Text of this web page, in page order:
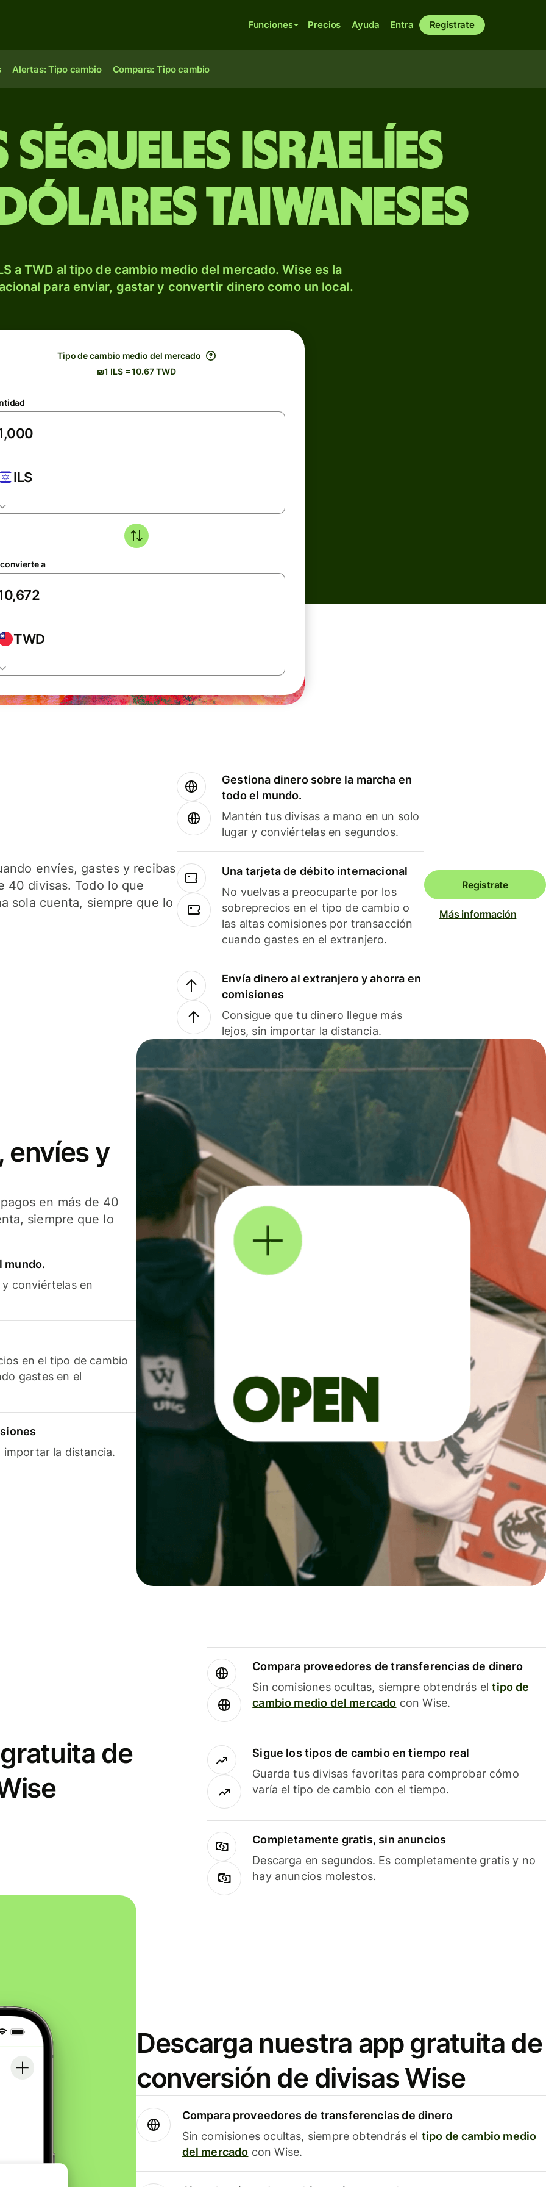
Funciones Precios Ayuda Entra Regístrate
Alertas: Tipo cambio Compara: Tipo cambio
séqueles israelíes
taiwaneses
a TWD al tipo de cambio medio del mercado. Wise es la
para enviar, gastar y convertir dinero como un local.
Tipo de cambio medio del mercado
₪1 ILS = 10.67 TWD
ILS
a
TWD
envíes, gastes y recibas
40 divisas. Todo lo que
sola cuenta, siempre que lo
Gestiona dinero sobre la marcha en
todo el mundo.
Mantén tus divisas a mano en un solo
lugar y conviértelas en segundos.
Una tarjeta de débito internacional
No vuelvas a preocuparte por los
sobreprecios en el tipo de cambio o
las altas comisiones por transacción
cuando gastes en el extranjero.
Envía dinero al extranjero y ahorra en
comisiones
Consigue que tu dinero llegue más
lejos, sin importar la distancia.
Regístrate
Más información
envíes y
en más de 40
siempre que lo
mundo.
conviértelas en
en el tipo de cambio
gastes en el
importar la distancia.
de
Compara proveedores de transferencias de dinero
Sin comisiones ocultas, siempre obtendrás eltipo de
cambio medio del mercado con Wise.
Sigue los tipos de cambio en tiempo real
Guarda tus divisas favoritas para comprobar cómo
varía el tipo de cambio con el tiempo.
Completamente gratis, sin anuncios
Descarga en segundos. Es completamente gratis y no
hay anuncios molestos.
Descarga nuestra app gratuita de
conversión de divisas Wise
Compara proveedores de transferencias de dinero
Sin comisiones ocultas, siempre obtendrás el tipo de cambio medio
del mercado con Wise.